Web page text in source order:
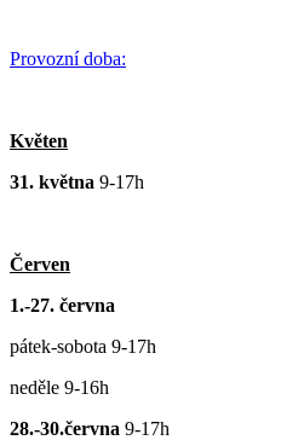
Provozní doba:
Květen
31. května 9-17h
Červen
1.-27. června
pátek-sobota 9-17h
neděle 9-16h
28.-30.června 9-17h